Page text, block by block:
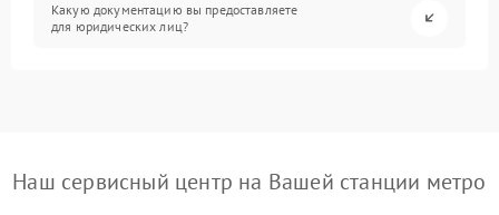
Какую документацию вы предоставляете
для юридических лиц?
Наш сервисный центр на Вашей станции метро